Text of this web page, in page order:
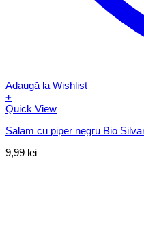
Adaugă la Wishlist
+
Quick View
Salam cu piper negru Bio
9,99 lei